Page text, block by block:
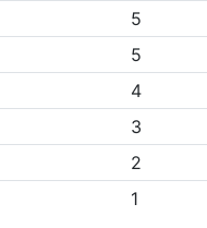
5
5
4
3
2
1